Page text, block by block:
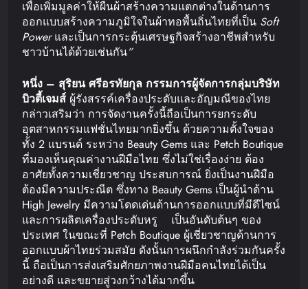
เพื่อเพิ่มมูลค่าให้ผืนผ้าสร้างความแตกต่างในด้านการ
ออกแบบสร้างความภูมิใจในผ้าทอพื้นถิ่นไทยที่เป็น Soft
Powerและเป็นการกระตุ้นเศรษฐกิจสร้างอาชีพสำหรับ
ชาวบ้านได้ด้วยเช่นกัน”
หนึ่ง – สุริยนศรีอรทัยกุล กรรมการผู้จัดการกลุ่มบริษัท
บิวตี้เจมส์ ผู้รังสรรค์เครื่องประดับและอัญมณีของไทย
กล่าวเสริมว่า การจัดงานครั้งนี้ถือเป็นการยกระดับ
อุตสาหกรรมแฟชั่นไทยมากยิ่งขึ้น ด้วยความตั้งใจของ
ทั้ง 2 แบรนด์ ระหว่าง Beauty Gems และ Petch Boutique
ที่มองเห็นคุณค่างานฝีมือไทย ซึ่งไม่ใช่เรื่องง่าย ต้อง
อาศัยทั้งความเชี่ยวชาญ ประสบการณ์ ยิ่งเป็นงานฝีมือ
ต้องมีความประณีต ซึ่งทาง Beauty Gems เป็นผู้นำด้าน
High Jewelry มีความโดดเด่นด้านการออกแบบที่มีดีไซน์
และการผลิตเครื่องประดับหรู เป็นอันดับต้นๆ ของ
ประเทศ ในขณะที่ Petch Boutique ผู้เชี่ยวชาญด้านการ
ออกแบบผ้าไทยร่วมสมัย ดังนั้นการผนึกกำลังร่วมกันครั้ง
นี้ ถือเป็นการส่งเสริมศักยภาพงานฝีมือคนไทยได้เป็น
อย่างดี และขยายสู่วงกว้างได้มากขึ้น